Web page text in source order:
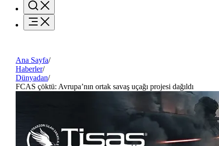
Ana Sayfa/
Haberler/
Dünyadan/
FCAS çöktü: Avrupa’nın ortak savaş uçağı projesi dağıldı